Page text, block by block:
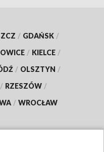
/ GDAŃSK /
/ KIELCE /
/ OLSZTYN /
/ RZESZÓW /
/ WROCŁAW